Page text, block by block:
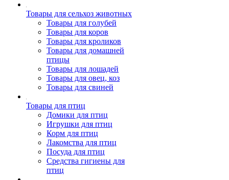
Товары для сельхоз животных
Товары для голубей
Товары для коров
Товары для кроликов
Товары для домашней
птицы
Товары для лошадей
Товары для овец, коз
Товары для свиней
Товары для птиц
Домики для птиц
Игрушки для птиц
Корм для птиц
Лакомства для птиц
Посуда для птиц
Средства гигиены для
птиц